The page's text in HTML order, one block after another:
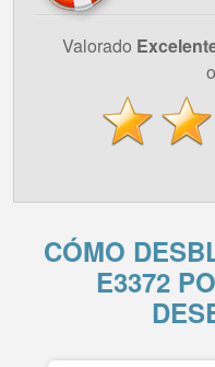
Valorado
CÓMO
E3372